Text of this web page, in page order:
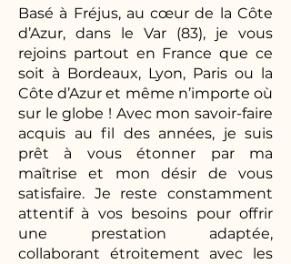
Basé à Fréjus, au cœur de la Côte
d’Azur, dans le Var (83), je vous
rejoins partout en France que ce
soit à Bordeaux, Lyon, Paris ou la
Côte d’Azur et même n’importe où
sur le globe ! Avec mon savoir-faire
acquis au fil des années, je suis
prêt à vous étonner par ma
maîtrise et mon désir de vous
satisfaire. Je reste constamment
attentif à vos besoins pour offrir
une prestation adaptée,
collaborant étroitement avec les